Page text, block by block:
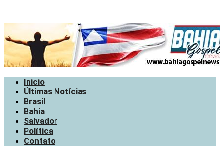
Inicio
Últimas Notícias
Brasil
Bahia
Salvador
Política
Contato